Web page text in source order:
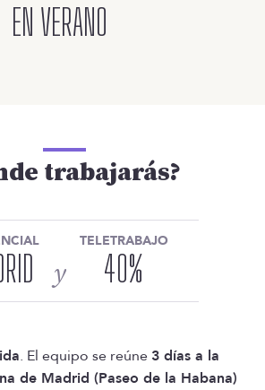
EN VERANO
trabajarás?
y
TELETRABAJO
40%
. El equipo se reúne 3 días a la
de Madrid (Paseo de la Habana)